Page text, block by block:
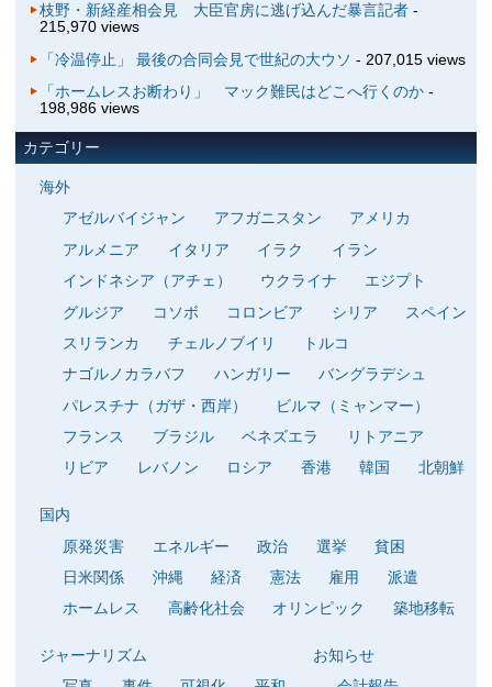
枝野・新経産相会見 大臣官房に逃げ込んだ暴言記者-
215,970 views
「冷温停止」 最後の合同会見で世紀の大ウソ - 207,015 views
「ホームレスお断わり」 マック難民はどこへ行くのか-
198,986 views
カテゴリー
海外
アゼルバイジャン
アフガニスタン
アメリカ
アルメニア
イタリア イラク
イラン
インドネシア（アチェ）
ウクライナ
エジプト
グルジア
コソボ コロンビア シリア
スペイン
スリランカ
チェルノブイリ
トルコ
ナゴルノカラバフ
ハンガリー
バングラデシュ
パレスチナ（ガザ・西岸）
ビルマ（ミャンマー）
フランス
ブラジル ベネズエラ
リトアニア
リビア
レバノン ロシア 香港 韓国 北朝鮮
国内
原発災害
エネルギー 政治 選挙
貧困
日米関係
沖縄 経済 憲法 雇用
派遣
ホームレス
高齢化社会 オリンピック 築地移転
ジャーナリズム
お知らせ